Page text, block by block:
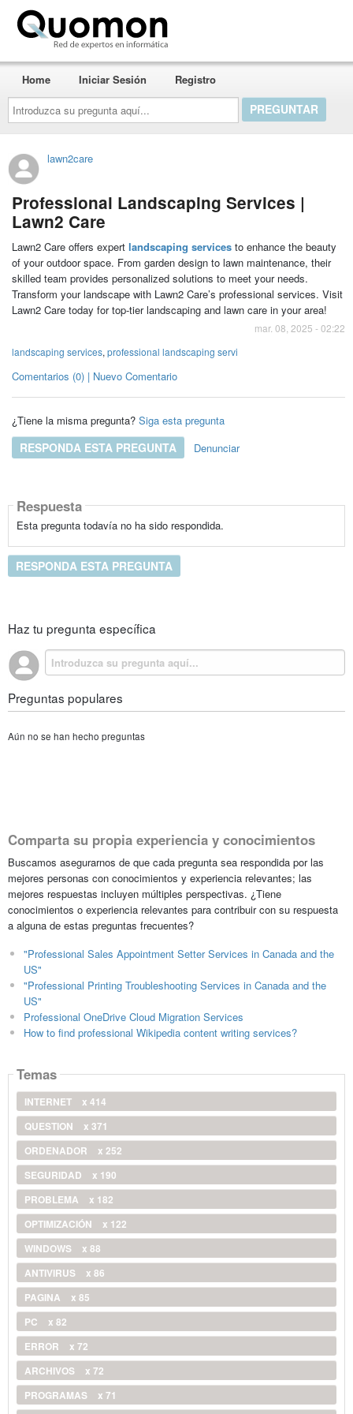
Introduzca
su
pregunta
aquí...
Home Iniciar Sesión Registro
lawn2care
Professional Landscaping Services |
Lawn2 Care
Lawn2 Care offers expert landscaping servicesto enhance the beauty
of your outdoor space. From garden design to lawn maintenance, their
skilled team provides personalized solutions to meet your needs.
Transform your landscape with Lawn2 Care’s professional services. Visit
Lawn2 Care today for top-tier landscaping and lawn care in your area!
mar. 08, 2025 - 02:22
landscaping services, professional landscaping servi
Comentarios (0) | Nuevo Comentario
¿Tiene la misma pregunta? Siga esta pregunta
RESPONDA ESTA PREGUNTA Denunciar
Respuesta
Esta pregunta todavía no ha sido respondida.
RESPONDA ESTA PREGUNTA
Haz tu pregunta específica
Preguntas populares
Aún no se han hecho preguntas
Comparta su propia experiencia y conocimientos
Buscamos asegurarnos de que cada pregunta sea respondida por las
mejores personas con conocimientos y experiencia relevantes; las
mejores respuestas incluyen múltiples perspectivas. ¿Tiene
conocimientos o experiencia relevantes para contribuir con su respuesta
a alguna de estas preguntas frecuentes?
"Professional Sales Appointment Setter Services in Canada and the
US"
"Professional Printing Troubleshooting Services in Canada and the
US"
Professional OneDrive Cloud Migration Services
How to find professional Wikipedia content writing services?
Temas
INTERNET
x 414
QUESTION
x 371
ORDENADOR
x 252
SEGURIDAD
x 190
PROBLEMA
x 182
OPTIMIZACIÓN
x 122
WINDOWS
x 88
ANTIVIRUS
x 86
PAGINA
x 85
PC
x 82
ERROR
x 72
ARCHIVOS
x 72
PROGRAMAS
x 71